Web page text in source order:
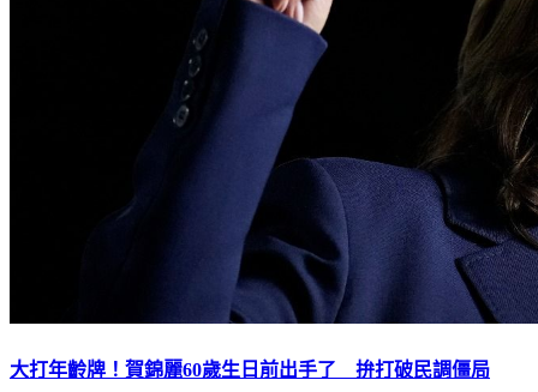
大打年齡牌！賀錦麗60歲生日前出手了 拚打破民調僵局